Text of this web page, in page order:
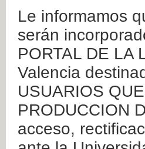
Le informamos
serán
PORTAL DE LA
Valencia
USUARIOS
PRODUCCION
acceso,